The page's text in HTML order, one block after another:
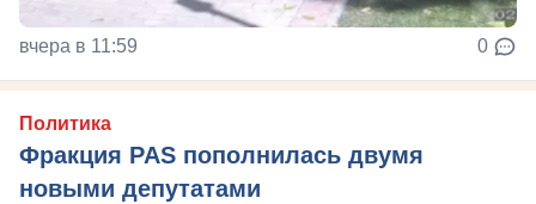
вчера в 11:59 0
Политика
Фракция PAS пополнилась двумя
новыми депутатами